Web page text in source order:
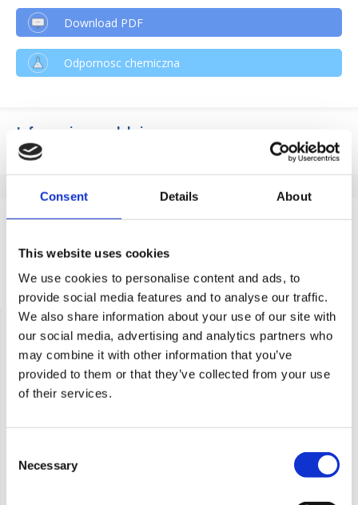
Consent Details About
This website uses cookies
We use cookies to personalise content and ads, to
provide social media features and to analyse our traffic.
We also share information about your use of our site with
our social media, advertising and analytics partners who
may combine it with other information that you’ve
provided to them or that they’ve collected from your use
of their services.
Selection
Necessary
Download PDF
Odpornosc chemiczna
Informacje o produkcie
SKU
Produkty powiązane
Ø125mm płyta górna 250KG